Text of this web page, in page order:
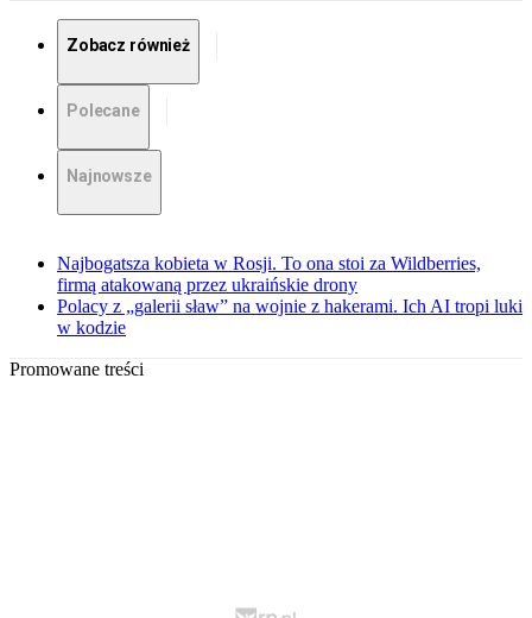
Zobacz również
Polecane
Najnowsze
Najbogatsza kobieta w Rosji. To ona stoi za Wildberries,
firmą atakowaną przez ukraińskie drony
Polacy z „galerii sław” na wojnie z hakerami. Ich AI tropi luki
w kodzie
Promowane treści